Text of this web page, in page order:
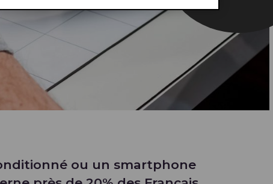
ou un smartphone